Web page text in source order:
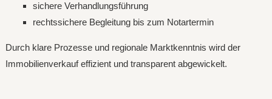
sichere Verhandlungsführung
rechtssichere Begleitung bis zum Notartermin
Durch klare Prozesse und regionale Marktkenntnis wird der
Immobilienverkauf effizient und transparent abgewickelt.